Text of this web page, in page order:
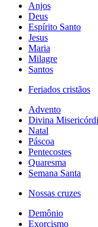
Anjos
Deus
Espírito Santo
Jesus
Maria
Milagre
Santos
Feriados cristãos
Advento
Divina
Natal
Páscoa
Pentecostes
Quaresma
Semana Santa
Nossas cruzes
Demônio
Exorcismo